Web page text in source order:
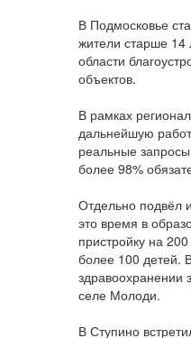
В Подмосковье
жители старше 14
области
объектов.
В рамках
дальнейшую
реальные
более 98%
Отдельно подвёл
это время в
пристройку на
более 100 детей.
здравоохранении
селе Молоди.
В Ступино